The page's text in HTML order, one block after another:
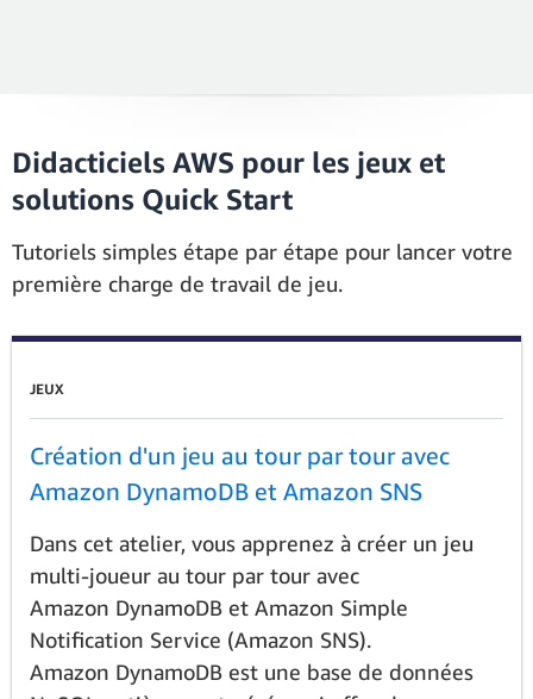
Didacticiels AWS pour les jeux et
solutions Quick Start
Tutoriels simples étape par étape pour lancer votre
première charge de travail de jeu.
JEUX
Création d'un jeu au tour par tour avec
Amazon DynamoDB et Amazon SNS
Dans cet atelier, vous apprenez à créer un jeu
multi-joueur au tour par tour avec
Amazon DynamoDB et Amazon Simple
Notification Service (Amazon SNS).
Amazon DynamoDB est une base de données